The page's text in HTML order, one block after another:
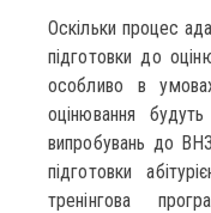
Оскільки процес
підготовки до
особливо в
оцінювання
випробувань до
підготовки
тренінгова